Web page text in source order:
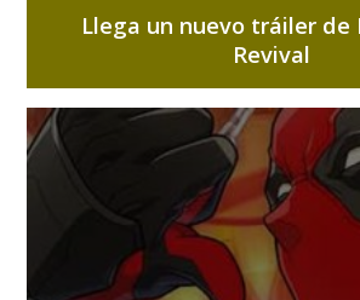
Llega un nuevo tráiler de
Revival